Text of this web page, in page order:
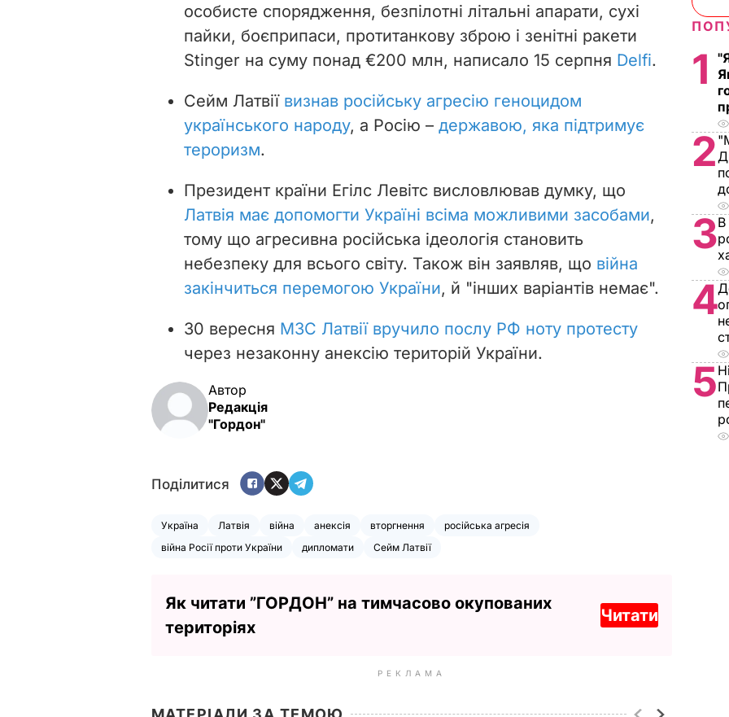
особисте спорядження, безпілотні літальні апарати, сухі
пайки, боєприпаси, протитанкову зброю і зенітні ракети
Stinger на суму понад €200 млн, написало 15 серпня Delfi.
Сейм Латвії визнав російську агресію геноцидом
українського народу, а Росію – державою, яка підтримує
тероризм.
Президент країни Егілс Левітс висловлював думку, що
Латвія має допомогти Україні всіма можливими засобами,
тому що агресивна російська ідеологія становить
небезпеку для всього світу. Також він заявляв, що війна
закінчиться перемогою України, й "інших варіантів немає".
30 вересня МЗС Латвії вручило послу РФ ноту протесту
через незаконну анексію територій України.
Автор
Редакція
"Гордон"
Поділитися
Україна Латвія війна анексія вторгнення
російська агресія
війна Росії проти України
дипломати Сейм Латвії
Як читати ”ГОРДОН” на тимчасово окупованих
територіях
Читати
РЕКЛАМА
1
2
3В
4
5